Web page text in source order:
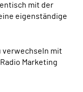
mit der
eine eigenständige
verwechseln mit
Marketing